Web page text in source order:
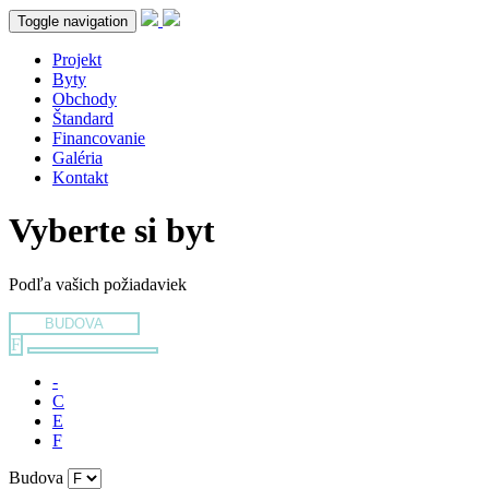
Toggle navigation
Projekt
Byty
Obchody
Štandard
Financovanie
Galéria
Kontakt
Vyberte si byt
Podľa vašich požiadaviek
BUDOVA
F
-
C
E
F
Budova